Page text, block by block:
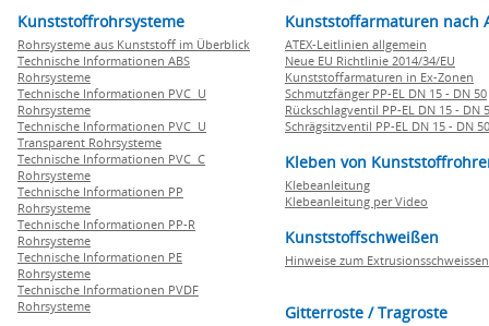
Kunststoffrohrsysteme
Rohrsysteme aus Kunststoff im Überblick
Technische Informationen ABS
Rohrsysteme
Technische Informationen PVC U
Rohrsysteme
Technische Informationen PVC U
Transparent Rohrsysteme
Technische Informationen PVC C
Rohrsysteme
Technische Informationen PP
Rohrsysteme
Technische Informationen PP-R
Rohrsysteme
Technische Informationen PE
Rohrsysteme
Technische Informationen PVDF
Rohrsysteme
Kunststoffarmaturen nach
ATEX-Leitlinien allgemein
Neue EU Richtlinie 2014/34/EU
Kunststoffarmaturen in Ex-Zonen
Schmutzfänger PP-EL DN 15 - DN 50
Rückschlagventil PP-EL DN 15 - DN
Schrägsitzventil PP-EL DN 15 - DN 50
Kleben von
Klebeanleitung
Klebeanleitung per Video
Kunststoffschweißen
Hinweise zum Extrusionsschweissen
Gitterroste / Tragroste